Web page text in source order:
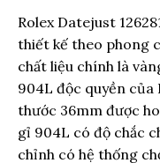
Rolex Datejust
thiết kế theo phong
chất liệu chính là
904L độc quyền của
thước 36mm được
gỉ 904L có độ chắc
chỉnh có hệ thống